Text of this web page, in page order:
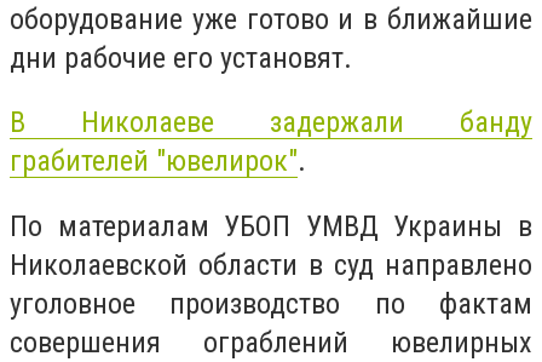
оборудование уже готово и в ближайшие
дни рабочие его установят.
В Николаеве задержали банду
грабителей "ювелирок".
По материалам УБОП УМВД Украины в
Николаевской области в суд направлено
уголовное производство по фактам
совершения ограблений ювелирных